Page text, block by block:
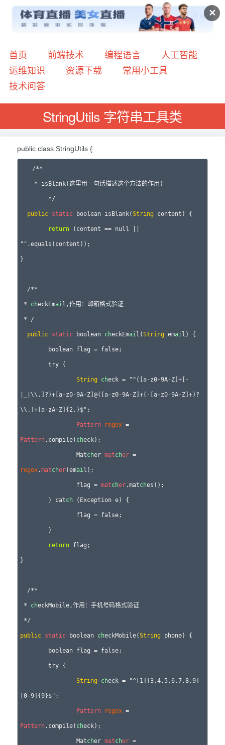
✕
首页 前端技术 编程语言
人工智能
运维知识
资源下载
常用小工具
技术问答
StringUtils 字符串工具类
public class StringUtils {
public static boolean isBlank(String content) {
return (content == null ||
"".equals(content));
}
* checkEmai l,作用：邮箱格式验证
public static boolean checkEmai l(String emai l) {
String check = "^([a-z0-9A-Z]+[-
|_|\\.]?)+[a-z0-9A-Z]@([a-z0-9A-Z]+(-[a-z0-9A-Z]+)?
\\.)+[a-zA-Z]{2,}$";
Pattern regex
Pattern.compile( check);
		Mat
cher matcher
regex.matcher(emai l);
		flag =
matcher.matches();
	} cat
ch (Exception e) {
return flag;
}
* checkMobile,作用：手机号码格式验证
public static boolean checkMobile(String phone) {
String check = "^[1][3,4,5,6,7,8,9]
[0-9]{9}$";
Pattern regex
Pattern.compile( check);
		Mat
cher matcher